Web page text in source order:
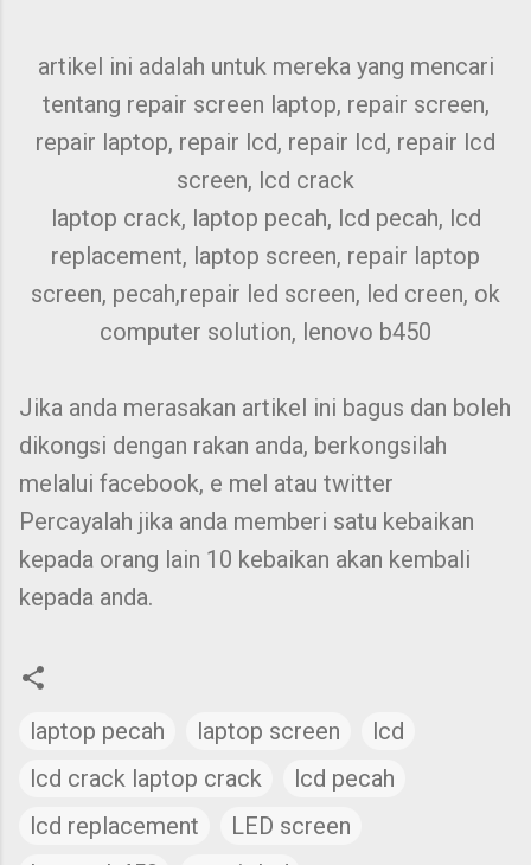
artikel ini adalah untuk mereka yang mencari
tentang repair screen laptop, repair screen,
repair laptop, repair lcd, repair lcd, repair lcd
screen, lcd crack
laptop crack, laptop pecah, lcd pecah, lcd
replacement, laptop screen, repair laptop
screen, pecah,repair led screen, led creen, ok
computer solution, lenovo b450
Jika anda merasakan artikel ini bagus dan boleh
dikongsi dengan rakan anda, berkongsilah
melalui facebook, e mel atau twitter
Percayalah jika anda memberi satu kebaikan
kepada orang lain 10 kebaikan akan kembali
kepada anda.
laptop pecah laptop screen
lcd
lcd crack laptop crack
lcd pecah
lcd replacement
LED screen